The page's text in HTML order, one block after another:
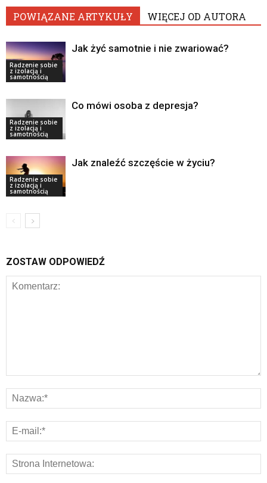
POWIĄZANE ARTYKUŁY WIĘCEJ OD AUTORA
Radzenie sobie
z izolacją i
samotnością
Jak żyć samotnie i nie zwariować?
Radzenie sobie
z izolacją i
samotnością
Co mówi osoba z depresja?
Radzenie sobie
z izolacją i
samotnością
Jak znaleźć szczęście w życiu?
ZOSTAW ODPOWIEDŹ